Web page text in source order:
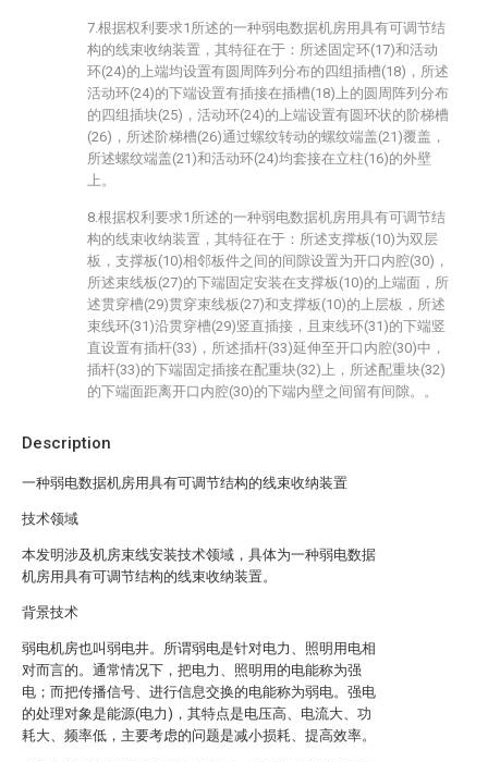
Description
一种弱电数据机房用具有可调节结构的线束收纳装置
技术领域
本发明涉及机房束线安装技术领域，具体为一种弱电数据
机房用具有可调节结构的线束收纳装置。
背景技术
弱电机房也叫弱电井。所谓弱电是针对电力、照明用电相
对而言的。通常情况下，把电力、照明用的电能称为强
电；而把传播信号、进行信息交换的电能称为弱电。强电
的处理对象是能源(电力)，其特点是电压高、电流大、功
耗大、频率低，主要考虑的问题是减小损耗、提高效率。
7.根据权利要求1所述的一种弱电数据机房用具有可调节结
构的线束收纳装置，其特征在于：所述固定环(17)和活动
环(24)的上端均设置有圆周阵列分布的四组插槽(18)，所述
活动环(24)的下端设置有插接在插槽(18)上的圆周阵列分布
的四组插块(25)，活动环(24)的上端设置有圆环状的阶梯槽
(26)，所述阶梯槽(26)通过螺纹转动的螺纹端盖(21)覆盖，
所述螺纹端盖(21)和活动环(24)均套接在立柱(16)的外壁
上。
8.根据权利要求1所述的一种弱电数据机房用具有可调节结
构的线束收纳装置，其特征在于：所述支撑板(10)为双层
板，支撑板(10)相邻板件之间的间隙设置为开口内腔(30)，
所述束线板(27)的下端固定安装在支撑板(10)的上端面，所
述贯穿槽(29)贯穿束线板(27)和支撑板(10)的上层板，所述
束线环(31)沿贯穿槽(29)竖直插接，且束线环(31)的下端竖
直设置有插杆(33)，所述插杆(33)延伸至开口内腔(30)中，
插杆(33)的下端固定插接在配重块(32)上，所述配重块(32)
的下端面距离开口内腔(30)的下端内壁之间留有间隙。。